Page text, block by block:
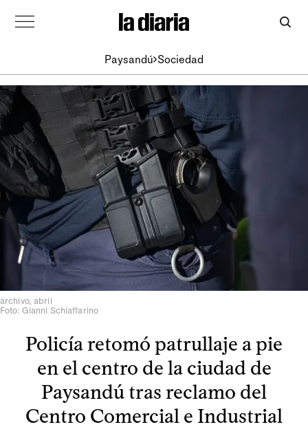
Paysandú Sociedad
archivo, abril
Foto: Gianni Schiaffarino
Policía retomó patrullaje a pie
en el centro de la ciudad de
Paysandú tras reclamo del
Centro Comercial e Industrial